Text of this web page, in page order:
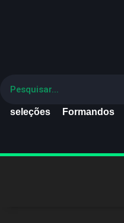
seleções Formandos